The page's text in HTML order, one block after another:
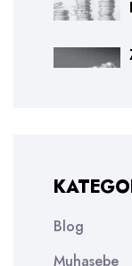
Blog
Muhasebe